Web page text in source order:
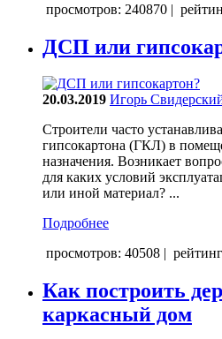
просмотров: 240870 |
ДСП или
20.03.2019 Игорь
Строители часто
гипсокартона (ГКЛ) в
назначения. Возникает
для каких условий
или иной материал? ...
Подробнее
просмотров: 40508 |
Как построить
каркасный дом